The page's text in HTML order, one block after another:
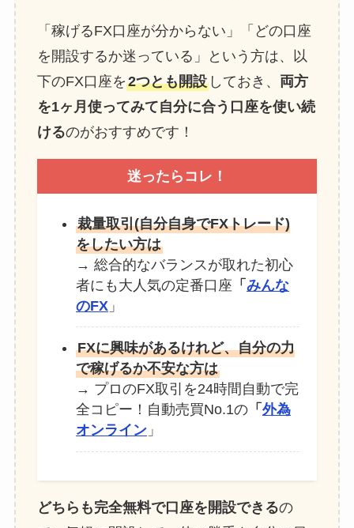
「稼げるFX口座が分からない」「どの口座
を開設するか迷っている」という方は、以
下のFX口座を2つとも開設しておき、 両方
を1ヶ月使ってみて自分に合う口座を使い続
けるのがおすすめです！
迷ったらコレ！
裁量取引(自分自身でFXトレード)
をしたい方は
→ 総合的なバランスが取れた初心
者にも大人気の定番口座 「みんな
のFX 」
FXに興味があるけれど、自分の力
で稼げるか不安な方は
→ プロのFX取引を24時間自動で完
全コピー！自動売買No.1の 「外為
オンライン 」
どちらも完全無料で口座を開設できるの